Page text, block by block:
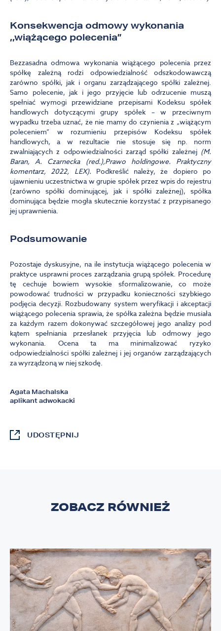
Konsekwencja odmowy wykonania
,,wiążącego polecenia”
Bezzasadna odmowa wykonania wiążącego polecenia przez
spółkę zależną rodzi odpowiedzialność odszkodowawczą
zarówno spółki, jak i organu zarządzającego spółki zależnej.
Samo polecenie, jak i jego przyjęcie lub odrzucenie muszą
spełniać wymogi przewidziane przepisami Kodeksu spółek
handlowych dotyczącymi grupy spółek – w przeciwnym
wypadku trzeba uznać, że nie mamy do czynienia z „wiążącym
poleceniem” w rozumieniu przepisów Kodeksu spółek
handlowych, a w rezultacie nie stosuje się np. norm
zwalniających z odpowiedzialności zarząd spółki zależnej (M.
Baran, A. Czarnecka (red.),Prawo holdingowe. Praktyczny
komentarz, 2022, LEX). Podkreślić należy, że dopiero po
ujawnieniu uczestnictwa w grupie spółek przez wpis do rejestru
(zarówno spółki dominującej, jak i spółki zależnej), spółka
dominująca będzie mogła skutecznie korzystać z przypisanego
jej uprawnienia.
Podsumowanie
Pozostaje dyskusyjne, na ile instytucja wiążącego polecenia w
praktyce usprawni proces zarządzania grupą spółek. Procedurę
tę cechuje bowiem wysokie sformalizowanie, co może
powodować trudności w przypadku konieczności szybkiego
podjęcia decyzji. Rozbudowany system weryfikacji i akceptacji
wiążącego polecenia sprawia, że spółka zależna będzie musiała
za każdym razem dokonywać szczegółowej jego analizy pod
kątem spełniania przesłanek przyjęcia lub odmowy jego
wykonania. Ocena ta ma minimalizować ryzyko
odpowiedzialności spółki zależnej i jej organów zarządzających
za wyrządzoną w niej szkodę.
Agata Machalska
aplikant adwokacki
UDOSTĘPNIJ
ZOBACZ RÓWNIEŻ